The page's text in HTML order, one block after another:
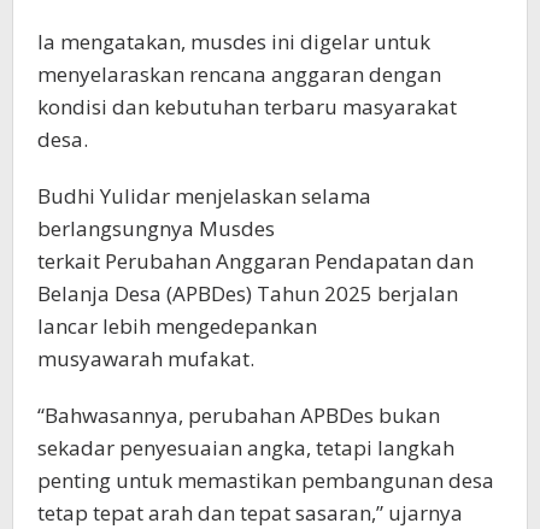
Ia mengatakan, musdes ini digelar untuk
menyelaraskan rencana anggaran dengan
kondisi dan kebutuhan terbaru masyarakat
desa.
Budhi Yulidar menjelaskan selama
berlangsungnya Musdes
terkait Perubahan Anggaran Pendapatan dan
Belanja Desa (APBDes) Tahun 2025 berjalan
lancar lebih mengedepankan
musyawarah mufakat.
“Bahwasannya, perubahan APBDes bukan
sekadar penyesuaian angka, tetapi langkah
penting untuk memastikan pembangunan desa
tetap tepat arah dan tepat sasaran,” ujarnya